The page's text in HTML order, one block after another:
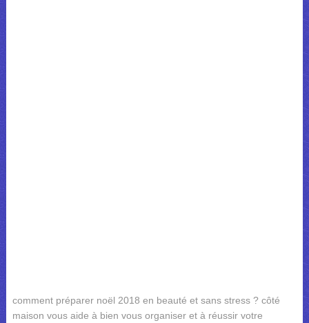
comment préparer noël 2018 en beauté et sans stress ? côté
maison vous aide à bien vous organiser et à réussir votre